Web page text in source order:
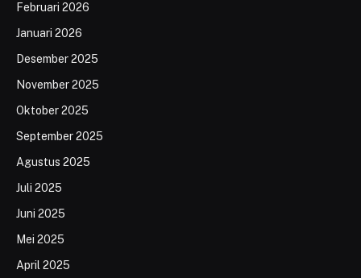
Februari 2026
Januari 2026
Desember 2025
November 2025
Oktober 2025
September 2025
Agustus 2025
Juli 2025
Juni 2025
Mei 2025
April 2025